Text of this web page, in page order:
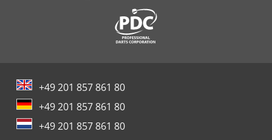
+49 201 857 861 80
+49 201 857 861 80
+49 201 857 861 80